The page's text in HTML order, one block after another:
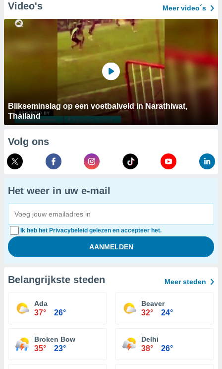
Video's Meer video´s
Blikseminslag op een voetbalveld in Narathiwat,
Thailand
Volg ons
Het weer in uw e-mail
Ik heb het Privacybeleid gelezen en accepteer het.
Belangrijkste steden Meer steden
Ada
37° 26°
Beaver
32° 24°
Broken Bow
35° 23°
Delhi
38° 26°